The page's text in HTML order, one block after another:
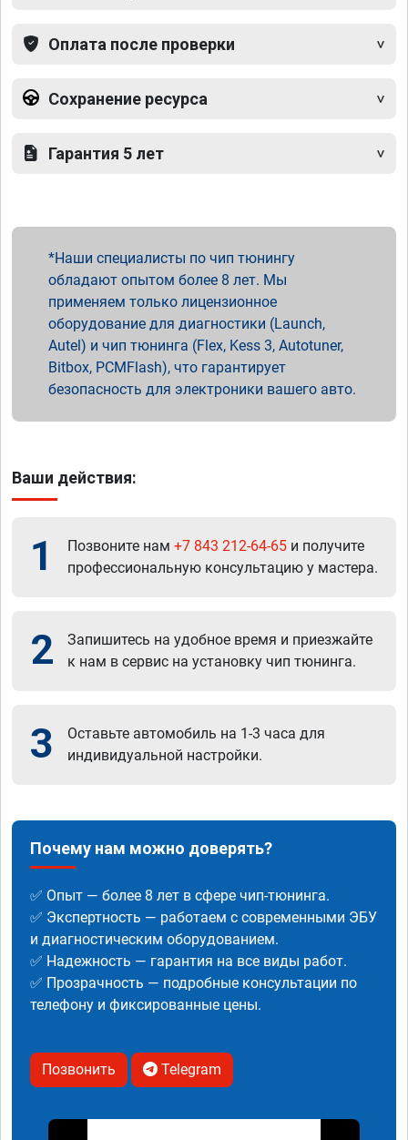
Оплата после проверки
Сохранение ресурса
Гарантия 5 лет
Наши специалисты по чип тюнингу
обладают опытом более 8 лет. Мы
применяем только лицензионное
оборудование для диагностики (Launch,
Autel) и чип тюнинга (Flex, Kess 3, Autotuner,
Bitbox, PCMFlash), что гарантирует
безопасность для электроники вашего авто.
Ваши действия:
1 Позвоните нам +7 843 212-64-65 и получите
профессиональную консультацию у мастера.
2
Запишитесь на удобное время и приезжайте
к нам в сервис на установку чип тюнинга.
3
Оставьте автомобиль на 1-3 часа для
индивидуальной настройки.
Почему нам можно доверять?
✅ Опыт — более 8 лет в сфере чип-тюнинга.
✅ Экспертность — работаем с современными ЭБУ
и диагностическим оборудованием.
✅ Надежность — гарантия на все виды работ.
✅ Прозрачность — подробные консультации по
телефону и фиксированные цены.
Позвонить Telegram